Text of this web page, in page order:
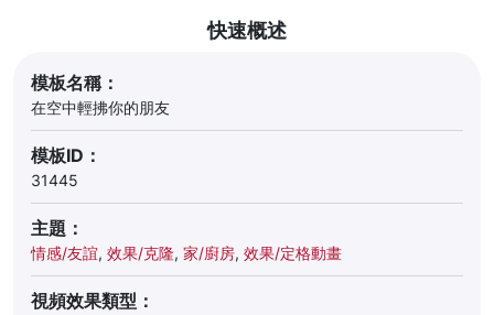
快速概述
模板名稱：
在空中輕拂你的朋友
模板ID：
31445
主題：
情感/友誼, 效果/克隆, 家/廚房, 效果/定格動畫
視頻效果類型：